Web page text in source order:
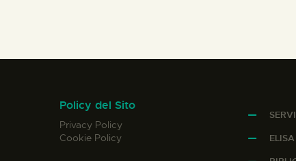
Policy del Sito
Privacy Policy
Cookie Policy